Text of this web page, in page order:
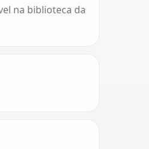
na biblioteca da